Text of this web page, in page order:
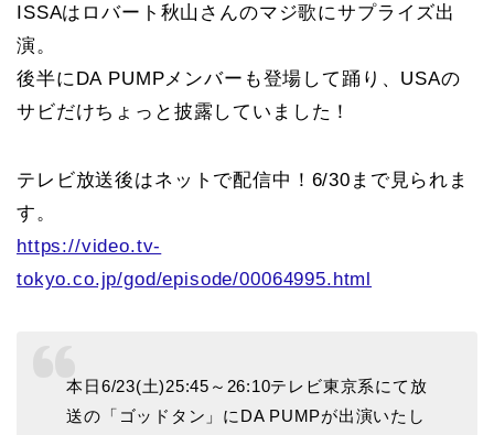
ISSAはロバート秋山さんのマジ歌にサプライズ出
演。
後半にDA PUMPメンバーも登場して踊り、USAの
サビだけちょっと披露していました！
テレビ放送後はネットで配信中！6/30まで見られま
す。
https://video.tv-
tokyo.co.jp/god/episode/00064995.html
本日6/23(土)25:45～26:10テレビ東京系にて放
送の「ゴッドタン」にDA PUMPが出演いたし